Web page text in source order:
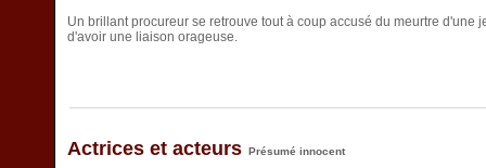
Un brillant procureur se retrouve tout à coup accusé du meurtre
d'avoir une liaison orageuse.
Actrices et acteurs Présumé innocent